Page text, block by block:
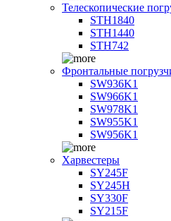
Телескопические
STH1840
STH1440
STH742
Фронтальные
SW936K1
SW966K1
SW978K1
SW955K1
SW956K1
Харвестеры
SY245F
SY245H
SY330F
SY215F